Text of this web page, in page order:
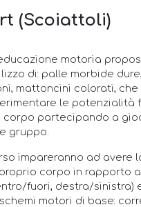
(Scoiattoli)
motoria
di: palle morbide
mattoncini colorati,
le potenzialità
corpo partecipando a
gruppo.
impareranno ad avere
corpo in rapporto
fuori, destra/sinistra)
motori di base: